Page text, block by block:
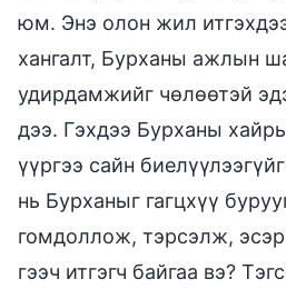
юм. Энэ олон жил
хангалт, Бурханы ажлын
удирдамжийг чөлөөтэй
дээ. Гэхдээ Бурханы
үүргээ сайн
нь Бурханыг гагцхүү
гомдоллож, тэрсэлж,
гээч итгэгч байгаа вэ?